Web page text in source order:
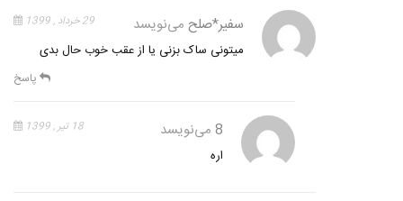
سفیر*صلح می‌نویسد 29 خرداد , 1399
میتونی ساک بزنی یا از عقب خوب حال بدی
پاسخ
8 می‌نویسد 18 تیر , 1399
اره